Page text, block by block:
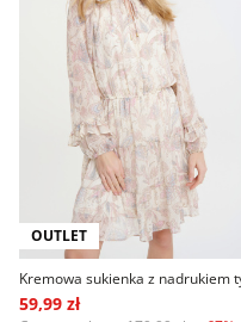
OUTLET
59,99 zł